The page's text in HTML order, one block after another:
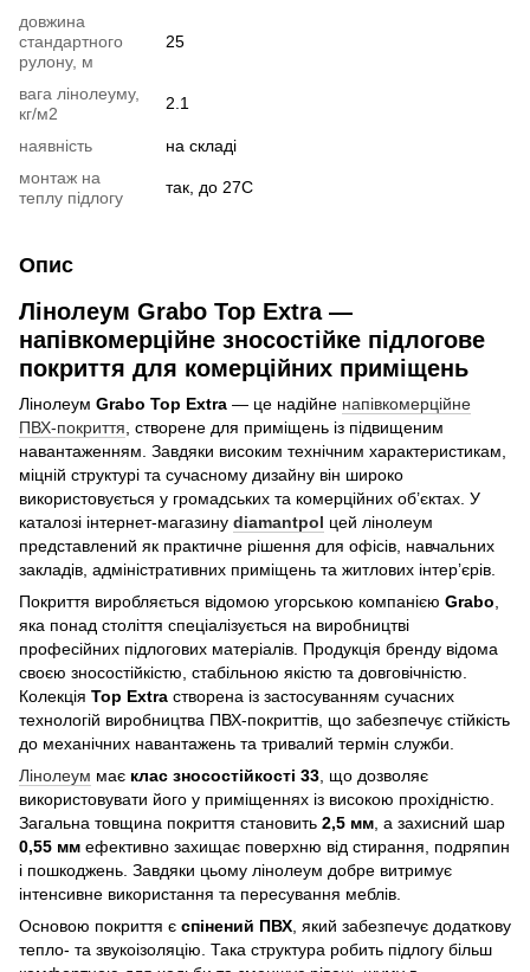
довжина
стандартного
рулону, м
25
вага лінолеуму,
кг/м2
2.1
наявність
на складі
монтаж на
теплу підлогу
так, до 27С
Опис
Лінолеум Grabo Top Extra —
напівкомерційне зносостійке підлогове
покриття для комерційних приміщень
Лінолеум Grabo Top Extra — це надійне напівкомерційне
ПВХ-покриття , створене для приміщень із підвищеним
навантаженням. Завдяки високим технічним характеристикам,
міцній структурі та сучасному дизайну він широко
використовується у громадських та комерційних об’єктах. У
каталозі інтернет-магазину diamantpol цей лінолеум
представлений як практичне рішення для офісів, навчальних
закладів, адміністративних приміщень та житлових інтер’єрів.
Покриття виробляється відомою угорською компанією Grabo
яка понад століття спеціалізується на виробництві
професійних підлогових матеріалів. Продукція бренду відома
своєю зносостійкістю, стабільною якістю та довговічністю.
Колекція Top Extra створена із застосуванням сучасних
технологій виробництва ПВХ-покриттів, що забезпечує стійкість
до механічних навантажень та тривалий термін служби.
Лінолеум має клас зносостійкості 33 , що дозволяє
використовувати його у приміщеннях із високою прохідністю.
Загальна товщина покриття становить 2,5 мм , а захисний шар
0,55 мм ефективно захищає поверхню від стирання, подряпин
і пошкоджень. Завдяки цьому лінолеум добре витримує
інтенсивне використання та пересування меблів.
Основою покриття є спінений ПВХ , який забезпечує додаткову
тепло- та звукоізоляцію. Така структура робить підлогу більш